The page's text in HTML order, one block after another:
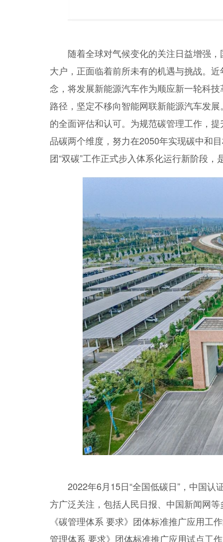
随着全球对气候变化的关注日益增强
大户，正面临着前所未有的机遇与挑战。
念，将发展新能源汽车作为顺应新一轮科
路径，坚定不移向智能网联新能源汽车发
的全面评估和认可。为规范碳管理工作，
品碳两个维度，努力在2050年实现碳中和
团“双碳”工作正式步入体系化运行新阶段
2022年6月15日“全国低碳日”，中国
方广泛关注，包括人民日报、中国新闻网
《碳管理体系 要求》团体标准推广应用
管理体系 要求》团体标准推广应用试点工